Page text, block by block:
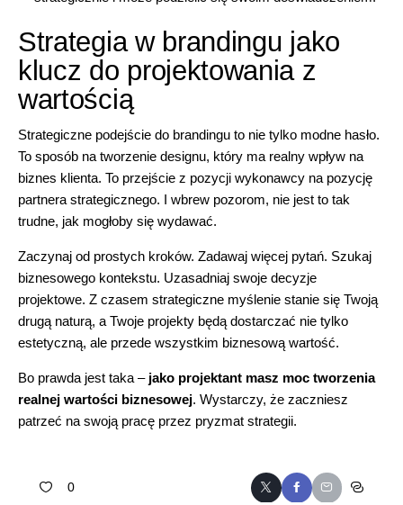
Strategia w brandingu jako
klucz do projektowania z
wartością
Strategiczne podejście do brandingu to nie tylko modne hasło.
To sposób na tworzenie designu, który ma realny wpływ na
biznes klienta. To przejście z pozycji wykonawcy na pozycję
partnera strategicznego. I wbrew pozorom, nie jest to tak
trudne, jak mogłoby się wydawać.
Zaczynaj od prostych kroków. Zadawaj więcej pytań. Szukaj
biznesowego kontekstu. Uzasadniaj swoje decyzje
projektowe. Z czasem strategiczne myślenie stanie się Twoją
drugą naturą, a Twoje projekty będą dostarczać nie tylko
estetyczną, ale przede wszystkim biznesową wartość.
Bo prawda jest taka – jako projektant masz moc tworzenia
realnej wartości biznesowej. Wystarczy, że zaczniesz
patrzeć na swoją pracę przez pryzmat strategii.
0